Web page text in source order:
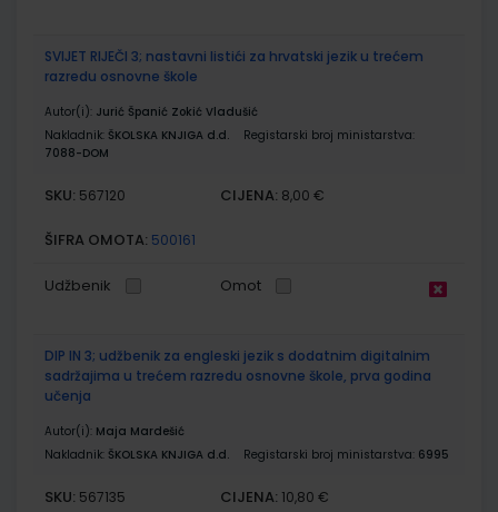
SVIJET RIJEČI 3; nastavni listići za hrvatski jezik u trećem
razredu osnovne škole
Autor(i): Jurić Španić Zokić Vladušić
Nakladnik: ŠKOLSKA KNJIGA d.d.
Registarski broj ministarstva:
7088-DOM
SKU: 567120 CIJENA: 8,00 €
ŠIFRA OMOTA: 500161
Udžbenik Omot
DIP IN 3; udžbenik za engleski jezik s dodatnim digitalnim
sadržajima u trećem razredu osnovne škole, prva godina
učenja
Autor(i): Maja Mardešić
Nakladnik: ŠKOLSKA KNJIGA d.d. Registarski broj ministarstva: 6995
SKU: 567135 CIJENA: 10,80 €